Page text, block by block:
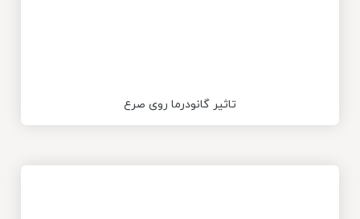
تاثیر گانودرما روی صرع